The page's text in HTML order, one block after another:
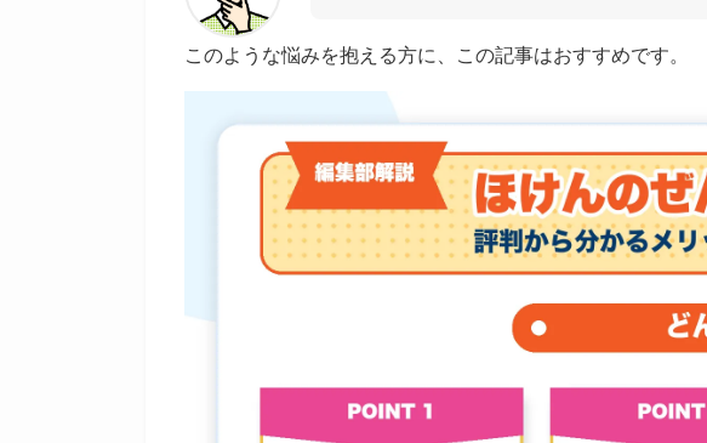
このような悩みを抱える方に、この記事はおすすめです。